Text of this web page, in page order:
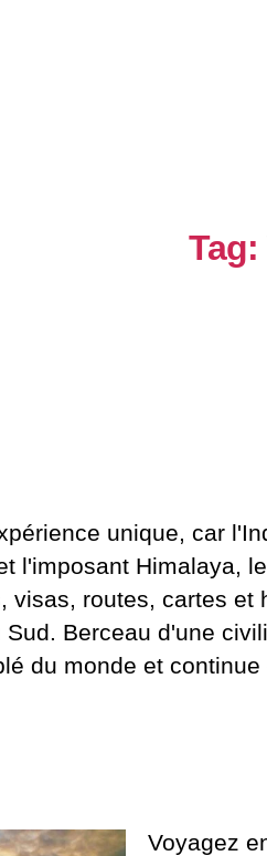
Tag:
unique, car
l'imposant Himalaya,
visas, routes, cartes
Berceau d'une
du monde et
Voyagez